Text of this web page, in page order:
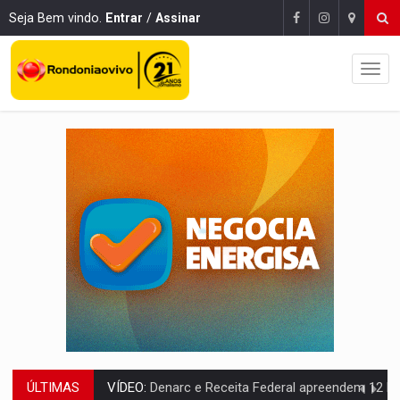
Seja Bem vindo. Entrar / Assinar
ÚLTIMAS OPERAÇÃO DA PC:Membros do CV são presos com armas e drogas após